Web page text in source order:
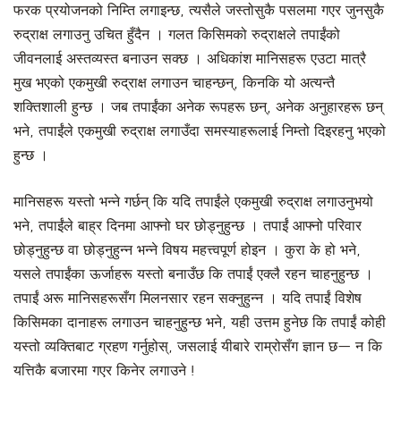
फरक प्रयोजनको निम्ति लगाइन्छ, त्यसैले जस्तोसुकै पसलमा गएर जुनसुकै
रुद्राक्ष लगाउनु उचित हुँदैन । गलत किसिमको रुद्राक्षले तपाईंको
जीवनलाई अस्तव्यस्त बनाउन सक्छ । अधिकांश मानिसहरू एउटा मात्रै
मुख भएको एकमुखी रुद्राक्ष लगाउन चाहन्छन्, किनकि यो अत्यन्तै
शक्तिशाली हुन्छ । जब तपाईंका अनेक रूपहरू छन्, अनेक अनुहारहरू छन्
भने, तपाईंले एकमुखी रुद्राक्ष लगाउँदा समस्याहरूलाई निम्तो दिइरहनु भएको
हुन्छ ।
मानिसहरू यस्तो भन्ने गर्छन् कि यदि तपाईंले एकमुखी रुद्राक्ष लगाउनुभयो
भने, तपाईंले बाह्र दिनमा आफ्नो घर छोड्नुहुन्छ । तपाईं आफ्नो परिवार
छोड्नुहुन्छ वा छोड्नुहुन्न भन्ने विषय महत्त्वपूर्ण होइन । कुरा के हो भने,
यसले तपाईंका ऊर्जाहरू यस्तो बनाउँछ कि तपाईं एक्लै रहन चाहनुहुन्छ ।
तपाईं अरू मानिसहरूसँग मिलनसार रहन सक्नुहुन्न । यदि तपाईं विशेष
किसिमका दानाहरू लगाउन चाहनुहुन्छ भने, यही उत्तम हुनेछ कि तपाईं कोही
यस्तो व्यक्तिबाट ग्रहण गर्नुहोस्, जसलाई यीबारे राम्रोसँग ज्ञान छ— न कि
यत्तिकै बजारमा गएर किनेर लगाउने !